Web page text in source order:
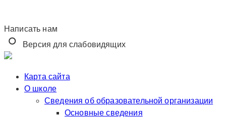
Написать нам
Версия для слабовидящих
Карта сайта
О школе
Сведения об образовательной организации
Основные сведения